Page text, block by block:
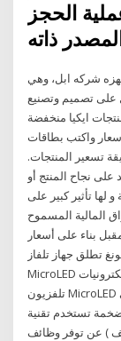
الحجز
شركه ابل، وهي
على تصميم وتصنيع
ايكيا منخفضة
واكتب بطاقات
تسعير المنتجات.
نجاح المنتج أو
لها تأثير كبير على
المالية المسموح
بناء على أسعار
شركة. سامسونغ تطلق جهاز تلفاز
MicroLED يعد إنجازا هندسيا أطلقت شركة "سامسونغ" للإلكترونيات
تلفزيون MicroLED مقاس 110 بوصة، وهو الآن معروض للبيع المسبق في
تستخدم تقنية
) عن توفر وظائف